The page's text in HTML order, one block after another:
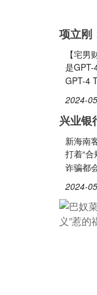
项立刚
【宅
是
GPT-4
2024-
兴业银
新海南
打着“
诈骗都
2024-